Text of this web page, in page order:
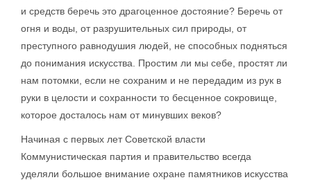
и средств беречь это драгоценное достояние? Беречь от
огня и воды, от разрушительных сил природы, от
преступного равнодушия людей, не способных подняться
до понимания искусства. Простим ли мы себе, простят ли
нам потомки, если не сохраним и не передадим из рук в
руки в целости и сохранности то бесценное сокровище,
которое досталось нам от минувших веков?
Начиная с первых лет Советской власти
Коммунистическая партия и правительство всегда
уделяли большое внимание охране памятников искусства